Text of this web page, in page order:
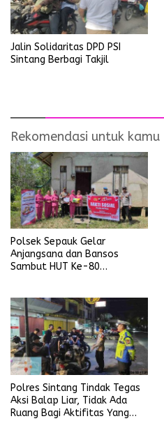
Jalin Solidaritas DPD PSI
Sintang Berbagi Takjil
Rekomendasi untuk kamu
Polsek Sepauk Gelar
Anjangsana dan Bansos
Sambut HUT Ke-80
Polres Sintang Tindak Tegas
Aksi Balap Liar, Tidak Ada
Ruang Bagi Aktifitas Yang